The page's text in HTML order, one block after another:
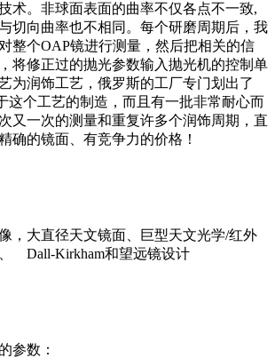
术。非球面表面的曲率不仅各点不一致,
切向曲率也不相同。每个研磨周期后，我
整个OAP镜进行测量，然后把相关的信
将修正过的抛光参数输入抛光机的控制单
为润饰工艺，俄罗斯的工厂专门划出了
这个工艺的制造，而且有一批非常耐心而
又一次的测量和重复许多个润饰周期，直
确的镜面、有竞争力的价格！
，大直径天文镜面、巨型天文光学/红外
Dall-Kirkham和望远镜设计
参数：